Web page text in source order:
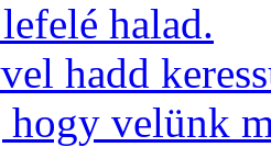
halad.
hadd
velünk